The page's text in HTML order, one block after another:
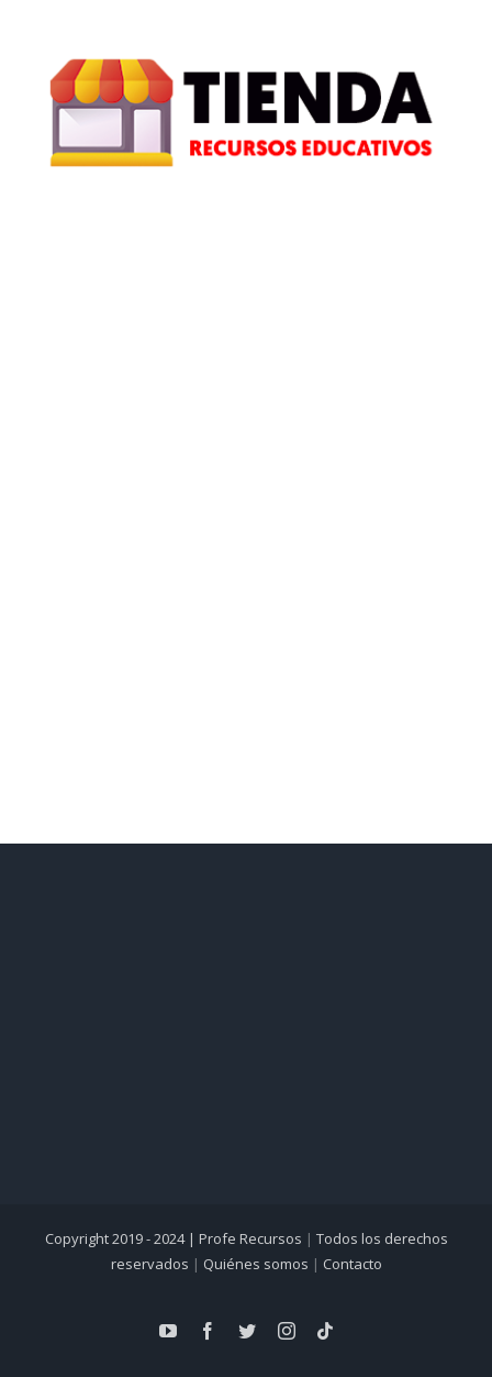
Copyright 2019 - 2024 | Profe Recursos | Todos los derechos
reservados | Quiénes somos | Contacto
YouTubeFacebook
TwitterInstagram
Tiktok